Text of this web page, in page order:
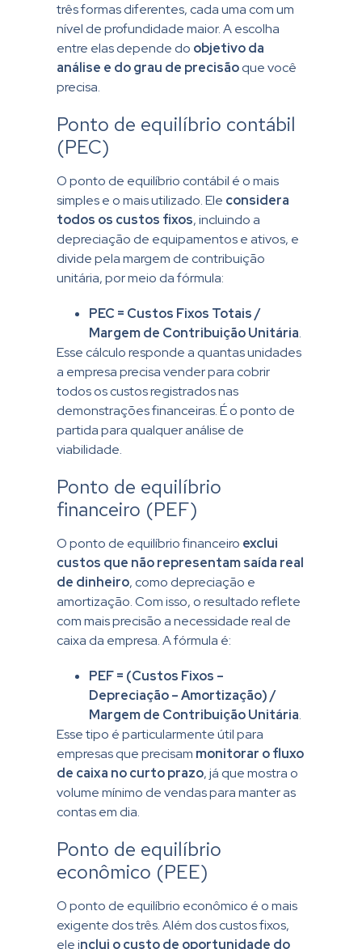
três formas diferentes, cada uma com um
nível de profundidade maior. A escolha
entre elas depende do objetivo da
análise e do grau de precisãoque você
precisa.
Ponto de equilíbrio contábil
(PEC)
O ponto de equilíbrio contábil é o mais
simples e o mais utilizado. Ele considera
todos os custos fixos, incluindo a
depreciação de equipamentos e ativos, e
divide pela margem de contribuição
unitária, por meio da fórmula:
PEC = Custos Fixos Totais /
Margem de Contribuição Unitária.
Esse cálculo responde a quantas unidades
a empresa precisa vender para cobrir
todos os custos registrados nas
demonstrações financeiras. É o ponto de
partida para qualquer análise de
viabilidade.
Ponto de equilíbrio
financeiro (PEF)
O ponto de equilíbrio financeiro exclui
custos que não representam saída real
de dinheiro, como depreciação e
amortização. Com isso, o resultado reflete
com mais precisão a necessidade real de
caixa da empresa. A fórmula é:
PEF = (Custos Fixos –
Depreciação – Amortização) /
Margem de Contribuição Unitária.
Esse tipo é particularmente útil para
empresas que precisam monitorar o fluxo
de caixa no curto prazo, já que mostra o
volume mínimo de vendas para manter as
contas em dia.
Ponto de equilíbrio
econômico (PEE)
O ponto de equilíbrio econômico é o mais
exigente dos três. Além dos custos fixos,
ele inclui o custo de oportunidade do